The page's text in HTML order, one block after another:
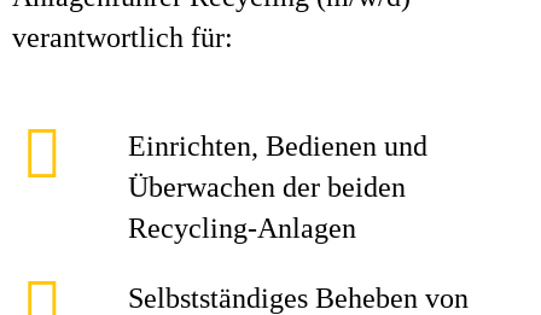
verantwortlich für:
Einrichten, Bedienen und
Überwachen der beiden
Recycling-Anlagen
Selbstständiges Beheben von